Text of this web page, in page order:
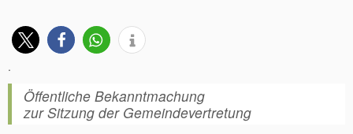
.
Öffentliche Bekanntmachung
zur Sitzung der Gemeindevertretung